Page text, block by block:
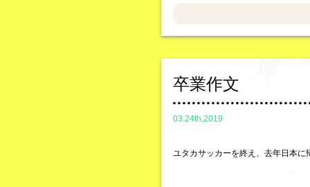
卒業作文
03.24th,2019
ユタカサッカーを終え、去年日本に